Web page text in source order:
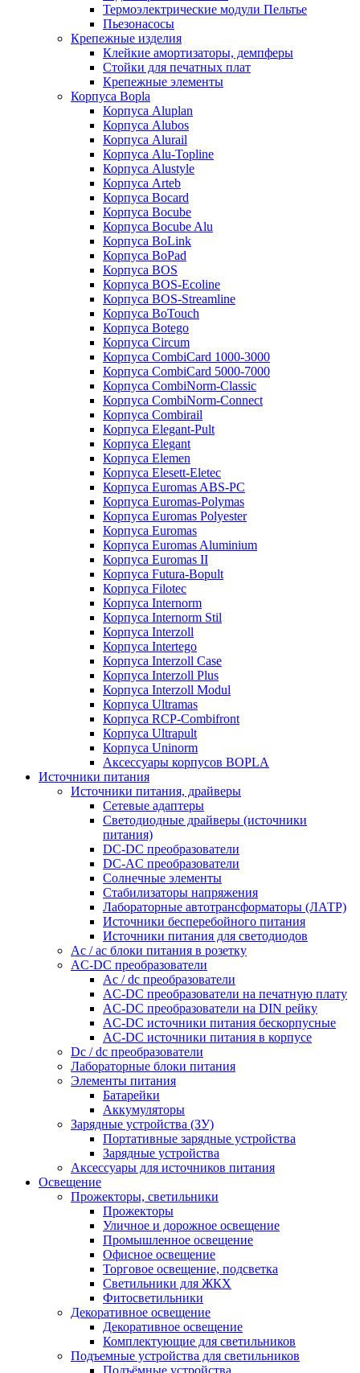
Термоэлектрические модули Пельтье
Пьезонасосы
Крепежные изделия
Клейкие амортизаторы, демпферы
Стойки для печатных плат
Крепежные элементы
Корпуса Bopla
Корпуса Aluplan
Корпуса Alubos
Корпуса Alurail
Корпуса Alu-Topline
Корпуса Alustyle
Корпуса Arteb
Корпуса Bocard
Корпуса Bocube
Корпуса Bocube Alu
Корпуса BoLink
Корпуса BoPad
Корпуса BOS
Корпуса BOS-Ecoline
Корпуса BOS-Streamline
Корпуса BoTouch
Корпуса Botego
Корпуса Circum
Корпуса CombiCard 1000-3000
Корпуса CombiCard 5000-7000
Корпуса CombiNorm-Classic
Корпуса CombiNorm-Connect
Корпуса Combirail
Корпуса Elegant-Pult
Корпуса Elegant
Корпуса Elemen
Корпуса Elesett-Eletec
Корпуса Euromas ABS-PC
Корпуса Euromas-Polymas
Корпуса Euromas Polyester
Корпуса Euromas
Корпуса Euromas Aluminium
Корпуса Euromas II
Корпуса Futura-Bopult
Корпуса Filotec
Корпуса Internorm
Корпуса Internorm Stil
Корпуса Interzoll
Корпуса Intertego
Корпуса Interzoll Case
Корпуса Interzoll Plus
Корпуса Interzoll Modul
Корпуса Ultramas
Корпуса RCP-Combifront
Корпуса Ultrapult
Корпуса Uninorm
Аксессуары корпусов BOPLA
Источники питания
Источники питания, драйверы
Сетевые адаптеры
Светодиодные драйверы (источники
питания)
DC-DC преобразователи
DC-AC преобразователи
Солнечные элементы
Стабилизаторы напряжения
Лабораторные автотрансформаторы (ЛАТР)
Источники бесперебойного питания
Источники питания для светодиодов
Ac / ac блоки питания в розетку
AC-DC преобразователи
Ac / dc преобразователи
AC-DC преобразователи на печатную плату
AC-DC преобразователи на DIN рейку
AC-DC источники питания бескорпусные
AC-DC источники питания в корпусе
Dc / dc преобразователи
Лабораторные блоки питания
Элементы питания
Батарейки
Аккумуляторы
Зарядные устройства (ЗУ)
Портативные зарядные устройства
Зарядные устройства
Аксессуары для источников питания
Освещение
Прожекторы, светильники
Прожекторы
Уличное и дорожное освещение
Промышленное освещение
Офисное освещение
Торговое освещение, подсветка
Светильники для ЖКХ
Фитосветильники
Декоративное освещение
Декоративное освещение
Комплектующие для светильников
Подъемные устройства для светильников
Подъёмные устройства